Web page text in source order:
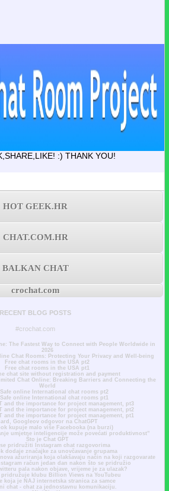
:) THANK YOU!
HOT GEEK.HR
CHAT.COM.HR
BALKAN CHAT
crochat.com
RECENT BLOG POSTS
#crochat.com
The Fastest Way to Connect with People Worldwide in
2026
Chat Rooms: Protecting Your Privacy and Well-being
Free chat rooms in the USA pt2
Free chat rooms in the USA pt1
chat site without registration and payment
Chat Online: Breaking Barriers and Connecting the
World
Safe online International chat rooms pt2
Safe online International chat rooms pt1
and the importance for project management, pt3
and the importance for project management, pt2
and the importance for project management, pt1
Googleov odgovor na ChatGPT
kupuje malo više Facebooka (na burzi)
umjetne inteligencije može povećati produktivnost”
Što je Chat GPT
se pridružiti Instagram chat razgovorima
dodaje značajke za unovčavanje grupama
ažuriranja koja olakšavaju način na koji razgovarate
račun jedan dan nakon što se pridružio
pala nakon objave, vrijeme je za ulazak?
pridružuje klubu Billion Views na YouTubeu
koja je NAJ internetska stranica za samce
chat - chat za jednostavnu komunikaciju.